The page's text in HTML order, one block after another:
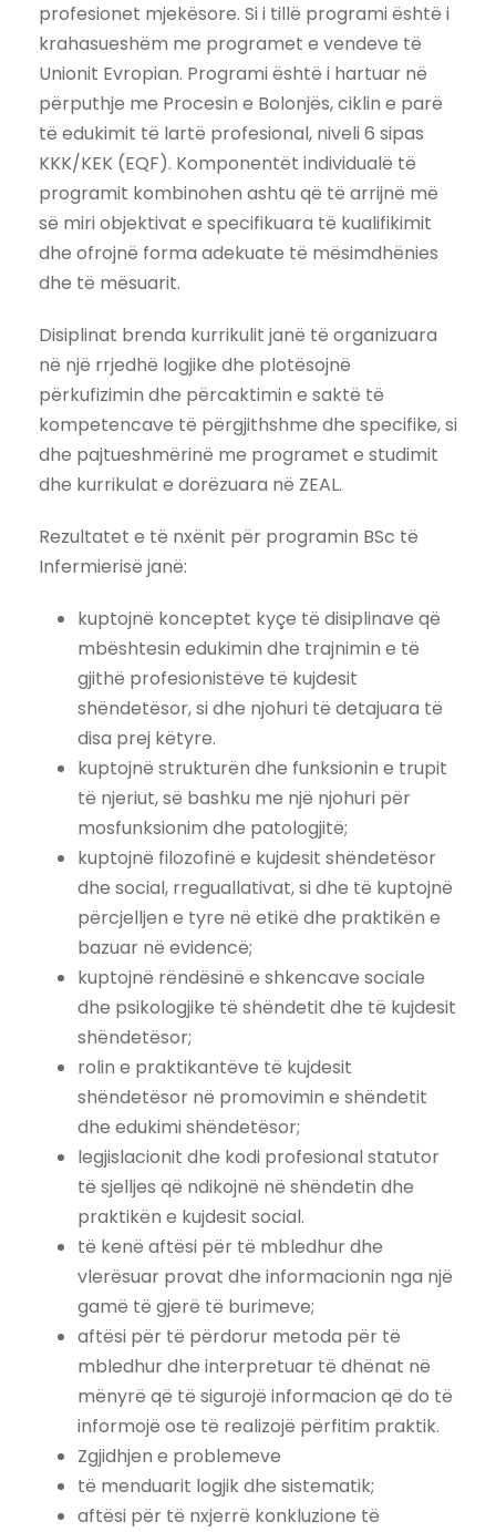
profesionet mjekësore. Si i tillë programi është i
krahasueshëm me programet e vendeve të
Unionit Evropian. Programi është i hartuar në
përputhje me Procesin e Bolonjës, ciklin e parë
të edukimit të lartë profesional, niveli 6 sipas
KKK/KEK (EQF). Komponentët individualë të
programit kombinohen ashtu që të arrijnë më
së miri objektivat e specifikuara të kualifikimit
dhe ofrojnë forma adekuate të mësimdhënies
dhe të mësuarit.
Disiplinat brenda kurrikulit janë të organizuara
në një rrjedhë logjike dhe plotësojnë
përkufizimin dhe përcaktimin e saktë të
kompetencave të përgjithshme dhe specifike, si
dhe pajtueshmërinë me programet e studimit
dhe kurrikulat e dorëzuara në ZEAL.
Rezultatet e të nxënit për programin BSc të
Infermierisë janë:
kuptojnë konceptet kyçe të disiplinave që
mbështesin edukimin dhe trajnimin e të
gjithë profesionistëve të kujdesit
shëndetësor, si dhe njohuri të detajuara të
disa prej këtyre.
kuptojnë strukturën dhe funksionin e trupit
të njeriut, së bashku me një njohuri për
mosfunksionim dhe patologjitë;
kuptojnë filozofinë e kujdesit shëndetësor
dhe social, rreguallativat, si dhe të kuptojnë
përcjelljen e tyre në etikë dhe praktikën e
bazuar në evidencë;
kuptojnë rëndësinë e shkencave sociale
dhe psikologjike të shëndetit dhe të kujdesit
shëndetësor;
rolin e praktikantëve të kujdesit
shëndetësor në promovimin e shëndetit
dhe edukimi shëndetësor;
legjislacionit dhe kodi profesional statutor
të sjelljes që ndikojnë në shëndetin dhe
praktikën e kujdesit social.
të kenë aftësi për të mbledhur dhe
vlerësuar provat dhe informacionin nga një
gamë të gjerë të burimeve;
aftësi për të përdorur metoda për të
mbledhur dhe interpretuar të dhënat në
mënyrë që të sigurojë informacion që do të
informojë ose të realizojë përfitim praktik.
Zgjidhjen e problemeve
të menduarit logjik dhe sistematik;
aftësi për të nxjerrë konkluzione të